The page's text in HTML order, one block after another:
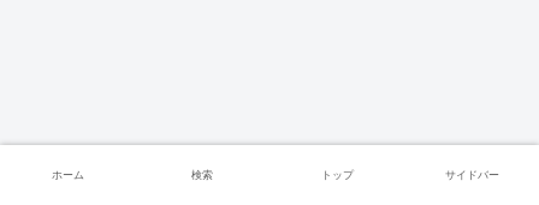
ホーム 検索 トップ サイドバー